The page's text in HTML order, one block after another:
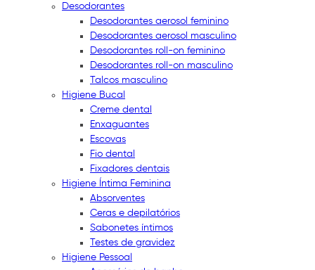
Desodorantes
Desodorantes aerosol feminino
Desodorantes aerosol masculino
Desodorantes roll-on feminino
Desodorantes roll-on masculino
Talcos masculino
Higiene Bucal
Creme dental
Enxaguantes
Escovas
Fio dental
Fixadores dentais
Higiene Íntima Feminina
Absorventes
Ceras e depilatórios
Sabonetes íntimos
Testes de gravidez
Higiene Pessoal